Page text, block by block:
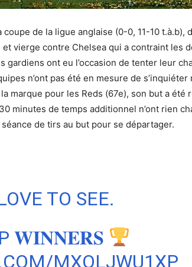
de la ligue anglaise (0-0, 11-10 t.à.b),
et vierge contre Chelsea qui a contraint les
gardiens ont eu l’occasion de tenter leur
n’ont pas été en mesure de
marque pour les Reds (67e), son but a été
minutes de temps additionnel n’ont rien
de tirs au but pour se départager.
TO SEE.
𝐖𝐈𝐍𝐍𝐄𝐑𝐒
MXOLJWU1XP